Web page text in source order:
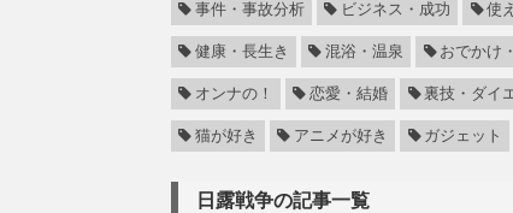
事件・事故分析 ビジネス・成功 使
健康・長生き 混浴・温泉 おでかけ
オンナの！ 恋愛・結婚 裏技・ダイ
猫が好き アニメが好き ガジェット
日露戦争の記事一覧